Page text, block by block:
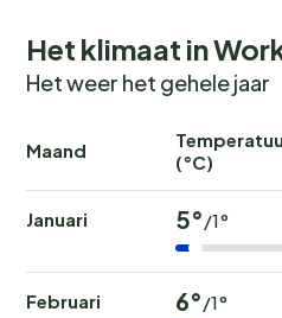
Het klimaat in
Het weer het gehele jaar
Maand
(°C)
Januari 5°/1°
Februari 6°/1°